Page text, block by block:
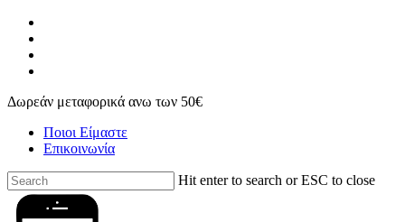
Skip
main
content
Δωρεάν μεταφορικά ανω των 50€
Ποιοι Είμαστε
Επικοινωνία
Hit enter to search or ESC to close
Close
Search